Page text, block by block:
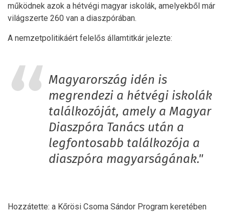
működnek azok a hétvégi magyar iskolák, amelyekből már
világszerte 260 van a diaszpórában.
A nemzetpolitikáért felelős államtitkár jelezte:
Magyarország idén is
megrendezi a hétvégi iskolák
találkozóját, amely a Magyar
Diaszpóra Tanács után a
legfontosabb találkozója a
diaszpóra magyarságának."
Hozzátette: a Kőrösi Csoma Sándor Program keretében